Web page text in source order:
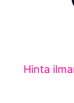
Hinta